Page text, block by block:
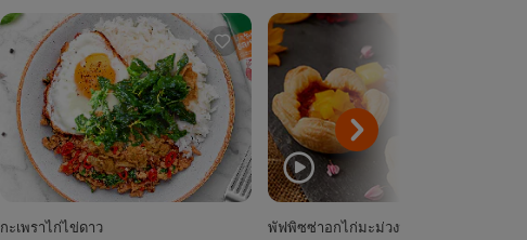
กะเพราไก่ไข่ดาว พัฟพิซซ่าอกไก่มะม่วงน้ำดอกไม้